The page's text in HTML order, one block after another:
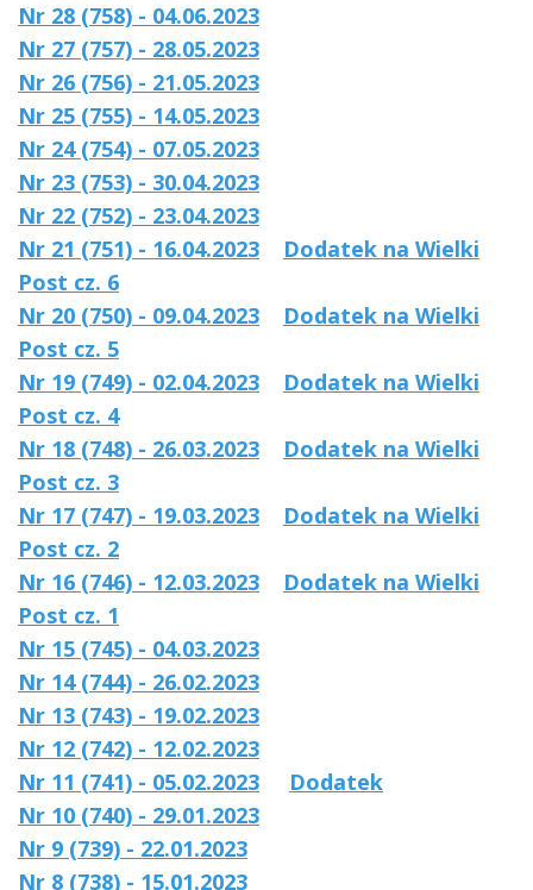
Nr 28 (758) - 04.06.2023
Nr 27 (757) - 28.05.2023
Nr 26 (756) - 21.05.2023
Nr 25 (755) - 14.05.2023
Nr 24 (754) - 07.05.2023
Nr 23 (753) - 30.04.2023
Nr 22 (752) - 23.04.2023
Nr 21 (751) - 16.04.2023
Dodatek na Wielki
Post cz. 6
Nr 20 (750) - 09.04.2023
Dodatek na Wielki
Post cz. 5
Nr 19 (749) - 02.04.2023
Dodatek na Wielki
Post cz. 4
Nr 18 (748) - 26.03.2023
Dodatek na Wielki
Post cz. 3
Nr 17 (747) - 19.03.2023
Dodatek na Wielki
Post cz. 2
Nr 16 (746) - 12.03.2023
Dodatek na Wielki
Post cz. 1
Nr 15 (745) - 04.03.2023
Nr 14 (744) - 26.02.2023
Nr 13 (743) - 19.02.2023
Nr 12 (742) - 12.02.2023
Nr 11 (741) - 05.02.2023
Dodatek
Nr 10 (740) - 29.01.2023
Nr 9 (739) - 22.01.2023
Nr 8 (738) - 15.01.2023